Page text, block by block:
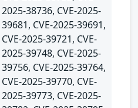
2025-38736, CVE-2025-
39681, CVE-2025-39691,
CVE-2025-39721, CVE-
2025-39748, CVE-2025-
39756, CVE-2025-39764,
CVE-2025-39770, CVE-
2025-39773, CVE-2025-